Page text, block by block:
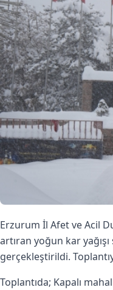
Erzurum İl Afet ve Acil
artıran yoğun kar
gerçekleştirildi.
Toplantıda; Kapalı